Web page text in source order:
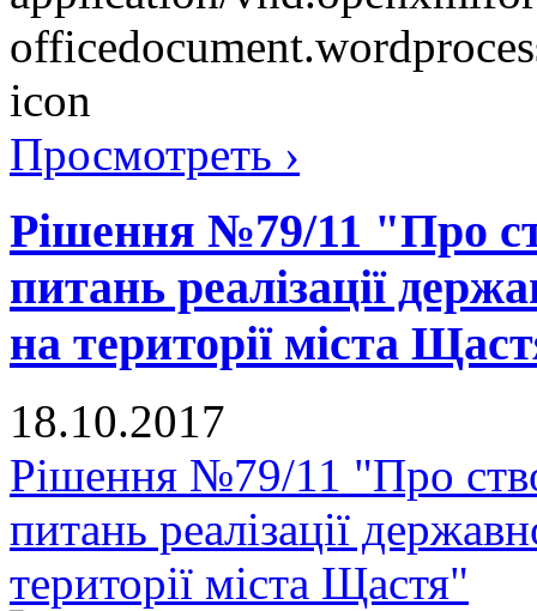
Просмотреть ›
Рішення №79/11 "Про
питань реалізації
на території міста
18.10.2017
Рішення №79/11 "Про
питань реалізації
території міста Щастя"